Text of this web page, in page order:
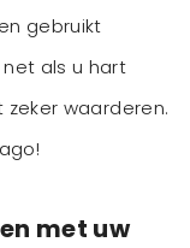
gebruikt
als u hart
waarderen.
met uw